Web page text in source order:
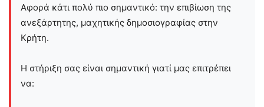
Αφορά κάτι πολύ πιο σημαντικό: την επιβίωση της
ανεξάρτητης, μαχητικής δημοσιογραφίας στην
Kρήτη.
Η στήριξη σας είναι σημαντική γιατί μας επιτρέπει
να: